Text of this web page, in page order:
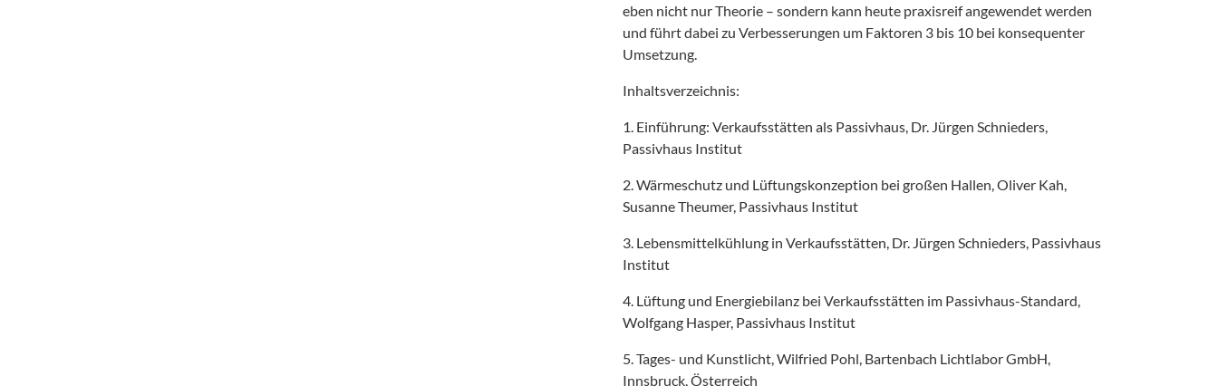
eben nicht nur Theorie – sondern kann heute praxisreif angewendet werden
und führt dabei zu Verbesserungen um Faktoren 3 bis 10 bei konsequenter
Umsetzung.
Inhaltsverzeichnis:
1. Einführung: Verkaufsstätten als Passivhaus, Dr. Jürgen Schnieders,
Passivhaus Institut
2. Wärmeschutz und Lüftungskonzeption bei großen Hallen, Oliver Kah,
Susanne Theumer, Passivhaus Institut
3. Lebensmittelkühlung in Verkaufsstätten, Dr. Jürgen Schnieders, Passivhaus
Institut
4. Lüftung und Energiebilanz bei Verkaufsstätten im Passivhaus-Standard,
Wolfgang Hasper, Passivhaus Institut
5. Tages- und Kunstlicht, Wilfried Pohl, Bartenbach Lichtlabor GmbH,
Innsbruck, Österreich